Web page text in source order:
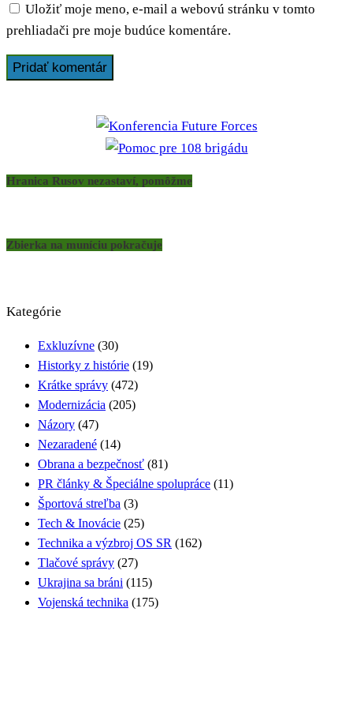
Uložiť moje meno, e-mail a webovú stránku v tomto
prehliadači pre moje budúce komentáre.
Hranica Rusov nezastaví, pomôžme
Zbierka na muníciu pokračuje
Kategórie
Exkluzívne (30)
Historky z histórie (19)
Krátke správy (472)
Modernizácia (205)
Názory (47)
Nezaradené (14)
Obrana a bezpečnosť (81)
PR články & Špeciálne spolupráce (11)
Športová streľba (3)
Tech & Inovácie (25)
Technika a výzbroj OS SR (162)
Tlačové správy (27)
Ukrajina sa bráni (115)
Vojenská technika (175)